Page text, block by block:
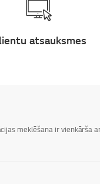
atsauksmes
meklēšana ir